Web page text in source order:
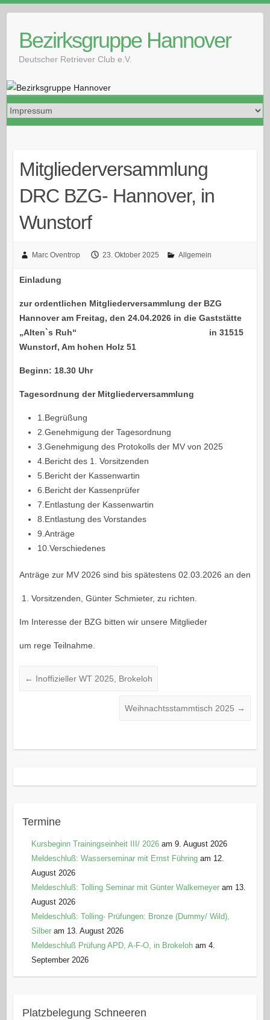
contentBezirksgruppe Hannover
Deutscher Retriever Club e.V.
Mitgliederversammlung
DRC BZG- Hannover, in
Wunstorf
Marc Oventrop 23. Oktober 2025 Allgemein
Einladung
zur ordentlichen Mitgliederversammlung der BZG
Hannover am Freitag, den 24.04.2026 in die Gaststätte
„Alten`s Ruh“ in 31515
Wunstorf, Am hohen Holz 51
Beginn: 18.30 Uhr
Tagesordnung der Mitgliederversammlung
1.Begrüßung
2.Genehmigung der Tagesordnung
3.Genehmigung des Protokolls der MV von 2025
4.Bericht des 1. Vorsitzenden
5.Bericht der Kassenwartin
6.Bericht der Kassenprüfer
7.Entlastung der Kassenwartin
8.Entlastung des Vorstandes
9.Anträge
10.Verschiedenes
Anträge zur MV 2026 sind bis spätestens 02.03.2026 an den
1. Vorsitzenden, Günter Schmieter, zu richten.
Im Interesse der BZG bitten wir unsere Mitglieder
um rege Teilnahme.
← Inoffizieller WT 2025, Brokeloh
Weihnachtsstammtisch 2025 →
Termine
Kursbeginn Trainingseinheit III/ 2026am 9. August 2026
Meldeschluß: Wasserseminar mit Ernst Führingam 12.
August 2026
Meldeschluß: Tolling Seminar mit Günter Walkemeyeram 13.
August 2026
Meldeschluß: Tolling- Prüfungen: Bronze (Dummy/ Wild),
Silberam 13. August 2026
Meldeschluß Prüfung APD, A-F-O, in Brokeloham 4.
September 2026
Platzbelegung Schneeren